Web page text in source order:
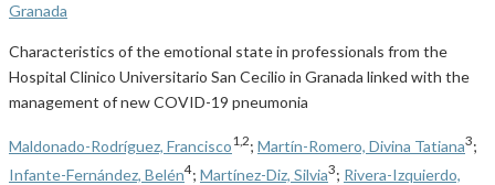
Granada
Characteristics of the emotional state in professionals from the
Hospital Clinico Universitario San Cecilio in Granada linked with the
management of new COVID-19 pneumonia
Maldonado-Rodríguez, Francisco1,2; Martín-Romero, Divina Tatiana3;
Infante-Fernández, Belén4; Martínez-Diz, Silvia3; Rivera-Izquierdo,